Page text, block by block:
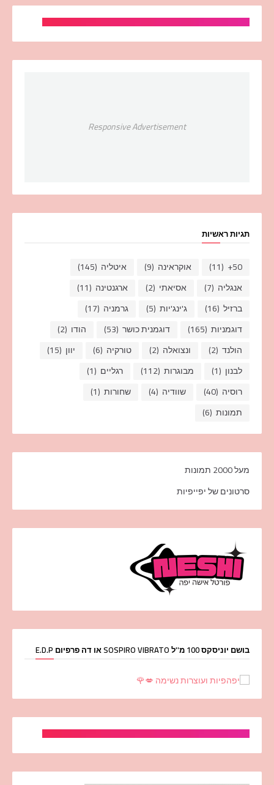
Responsive Advertisement
תגיות ראשיות
50+
(11) אוקראינה (9) איטליה (145)
אנגליה (7) אסיאתי (2) ארגנטינה (11)
ברזיל (16) ג'ינג'יות (5) גרמניה (17)
דוגמניות (165) דוגמנית כושר (53) הודו (2)
הולנד (2) ונצואלה (2) טורקיה (6) יוון (15)
לבנון (1) מבוגרות (112) רגליים (1)
רוסיה (40) שוודיה (4) שחורות (1)
תמונות (6)
מעל 2000 תמונות
סרטונים של יפייפיות
בושם יוניסקס 100 מ''ל SOSPIRO VIBRATO או דה פרפיום E.D.P